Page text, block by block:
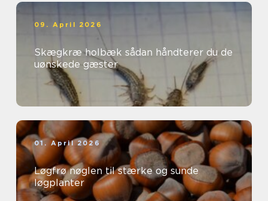
09. April 2026
Skægkræ holbæk sådan håndterer du de
uønskede gæster
01. April 2026
Løgfrø nøglen til stærke og sunde
løgplanter